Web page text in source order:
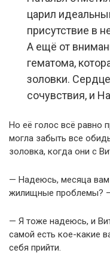
царил
присутствие в
А ещё от
гематома,
золовки.
сочувствия, и
Но её голос всё равно
могла забыть все
золовка, когда они с
— Надеюсь, месяца вам
жилищные проблемы?
— Я тоже надеюсь, и
самой есть кое-какие
себя прийти.